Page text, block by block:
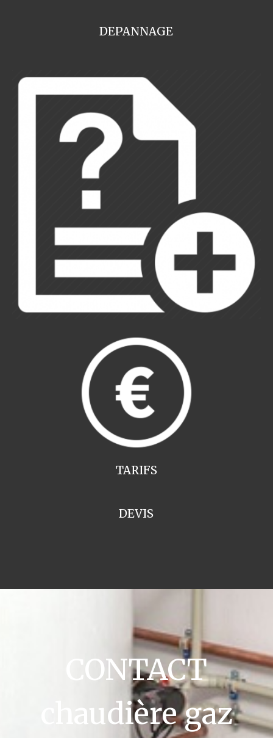
DEPANNAGE
TARIFS
DEVIS
CONTACT
chaudière gaz